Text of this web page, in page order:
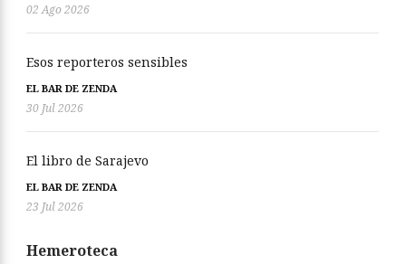
02 Ago 2026
Esos reporteros sensibles
EL BAR DE ZENDA
30 Jul 2026
El libro de Sarajevo
EL BAR DE ZENDA
23 Jul 2026
Hemeroteca